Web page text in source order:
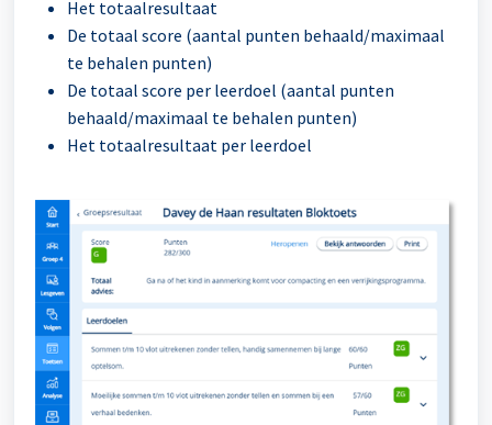
Het totaalresultaat
De totaal score (aantal punten behaald/maximaal
te behalen punten)
De totaal score per leerdoel (aantal punten
behaald/maximaal te behalen punten)
Het totaalresultaat per leerdoel